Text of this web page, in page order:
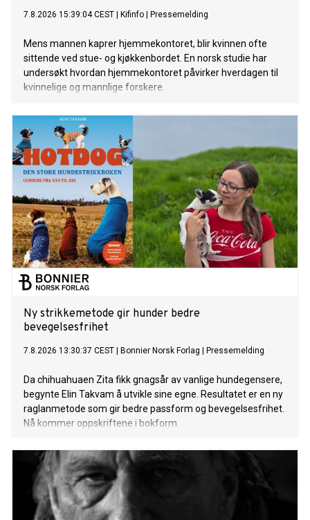
7.8.2026 15:39:04 CEST Kifinfo Pressemelding
Mens mannen kaprer hjemmekontoret, blir kvinnen ofte
sittende ved stue- og kjøkkenbordet. En norsk studie har
undersøkt hvordan hjemmekontoret påvirker hverdagen til
kvinnelige og mannlige forskere.
Ny strikkemetode gir hunder bedre
bevegelsesfrihet
7.8.2026 13:30:37 CEST Bonnier Norsk Forlag Pressemelding
Da chihuahuaen Zita fikk gnagsår av vanlige hundegensere,
begynte Elin Takvam å utvikle sine egne. Resultatet er en ny
raglanmetode som gir bedre passform og bevegelsesfrihet.
Nå kommer oppskriftene i bokform.